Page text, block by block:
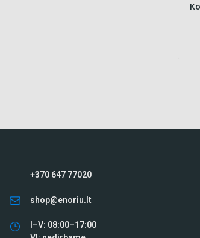
+370 647 77020
shop@enoriu.lt
I–V: 08:00–17:00